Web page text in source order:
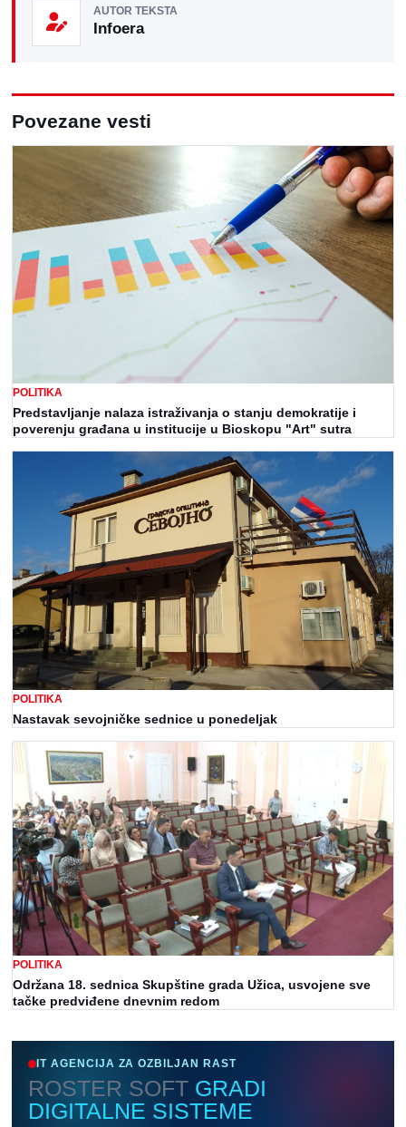
AUTOR TEKSTA
Infoera
Povezane vesti
POLITIKA
Predstavljanje nalaza istraživanja o stanju demokratije i
poverenju građana u institucije u Bioskopu "Art" sutra
POLITIKA
Nastavak sevojničke sednice u ponedeljak
POLITIKA
Održana 18. sednica Skupštine grada Užica, usvojene sve
tačke predviđene dnevnim redom
IT AGENCIJA ZA OZBILJAN RAST
ROSTER SOFT GRADI
DIGITALNE SISTEME